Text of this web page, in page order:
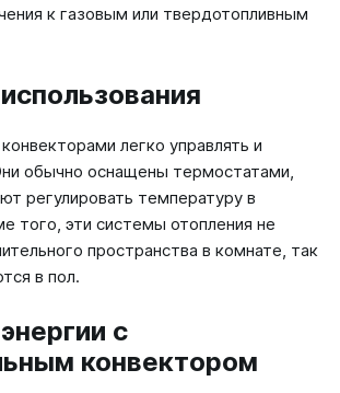
к газовым или твердотопливным
легко управлять и
обычно оснащены термостатами,
регулировать температуру в
того, эти системы отопления не
пространства в комнате, так
в пол.
с
конвектором